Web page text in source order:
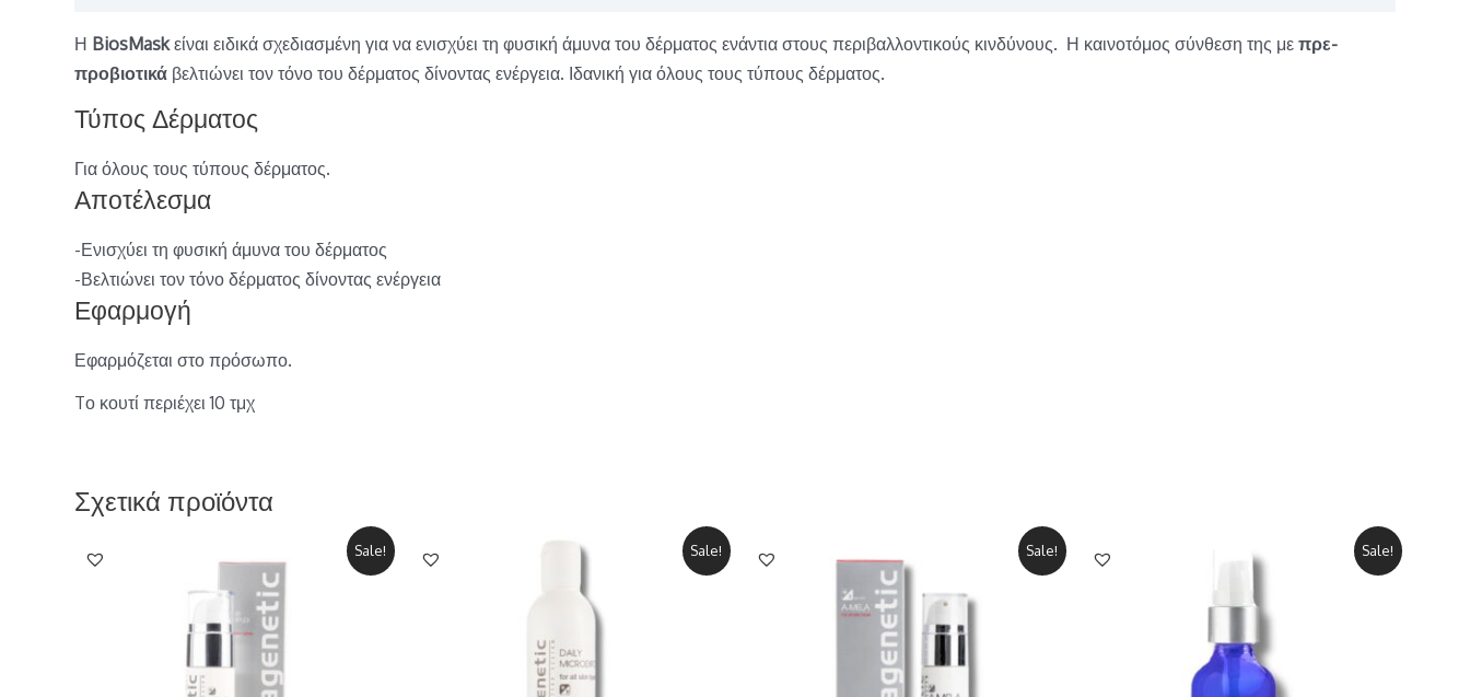
Η BiosMaskείναι ειδικά σχεδιασμένη για να ενισχύει τη φυσική άμυνα του δέρματος ενάντια στους περιβαλλοντικούς κινδύνους. Η καινοτόμος σύνθεση της με πρε-
προβιοτικά βελτιώνει τον τόνο του δέρματος δίνοντας ενέργεια. Ιδανική για όλους τους τύπους δέρματος.
Τύπος Δέρματος
Για όλους τους τύπους δέρματος.
Αποτέλεσμα
-Ενισχύει τη φυσική άμυνα του δέρματος
-Βελτιώνει τον τόνο δέρματος δίνοντας ενέργεια
Εφαρμογή
Εφαρμόζεται στο πρόσωπο.
Tο κουτί περιέχει 10 τμχ
Σχετικά προϊόντα
Sale! Sale! Sale! Sale!